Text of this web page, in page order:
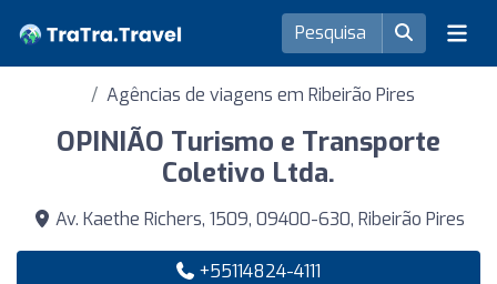
Agências de viagens em Ribeirão Pires
OPINIÃO Turismo e Transporte
Coletivo Ltda.
Av. Kaethe Richers, 1509, 09400-630, Ribeirão Pires
+55114824-4111